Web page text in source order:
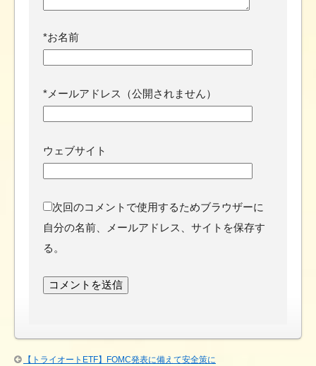
*お名前
* メールアドレス（公開されません）
ウェブサイト
次回のコメントで使用するためブラウザーに
自分の名前、メールアドレス、サイトを保存す
る。
【トライオートETF】FOMC発表に備えて安全策に